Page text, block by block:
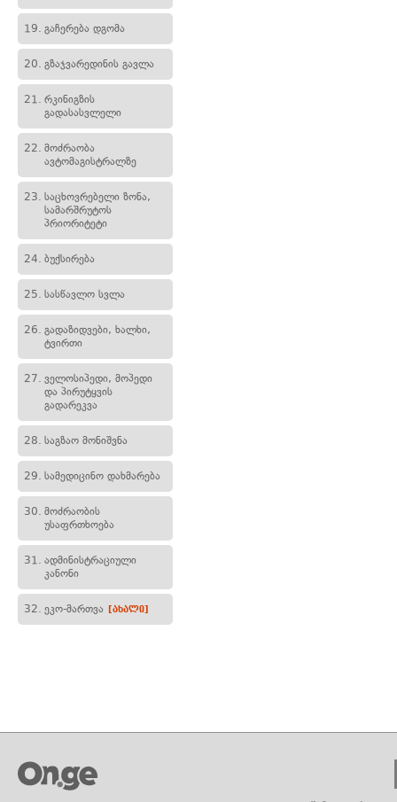
19. გაჩერება დგომა
20. გზაჯვარედინის გავლა
21. რკინიგზის
გადასასვლელი
22. მოძრაობა
ავტომაგისტრალზე
23. საცხოვრებელი ზონა,
სამარშრუტოს
პრიორიტეტი
24. ბუქსირება
25. სასწავლო სვლა
26. გადაზიდვები, ხალხი,
ტვირთი
27. ველოსიპედი, მოპედი
და პირუტყვის
გადარეკვა
28. საგზაო მონიშვნა
29. სამედიცინო დახმარება
30. მოძრაობის
უსაფრთხოება
31. ადმინისტრაციული
კანონი
32. ეკო-მართვა [ახალი]